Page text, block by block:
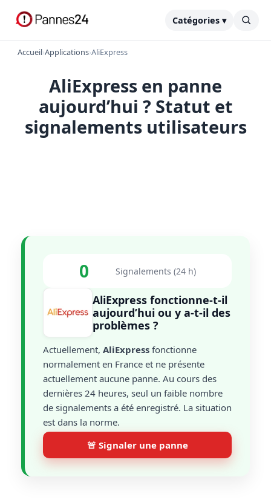
Catégories ▾
Accueil›Applications›AliExpress
AliExpress en panne
aujourd’hui ? Statut et
signalements utilisateurs
0 Signalements (24 h)
AliExpress fonctionne-t-il
aujourd’hui ou y a-t-il des
problèmes ?
Actuellement, AliExpress fonctionne
normalement en France et ne présente
actuellement aucune panne. Au cours des
dernières 24 heures, seul un faible nombre
de signalements a été enregistré. La situation
est dans la norme.
🚨 Signaler une panne